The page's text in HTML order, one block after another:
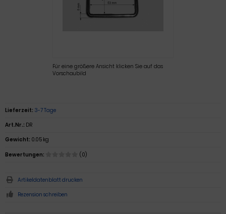
Für eine größere Ansicht klicken Sie auf das
Vorschaubild
Lieferzeit: 3-7 Tage
Art.Nr.: DR
Gewicht: 0.05 kg
Bewertungen:
(0)
Artikeldatenblatt drucken
Rezension schreiben